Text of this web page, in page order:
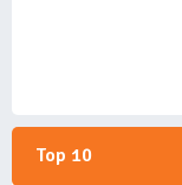
Top 10